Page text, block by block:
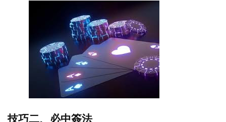
技巧二、必中簽法